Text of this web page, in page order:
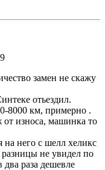
замен не скажу
отьездил.
8000 км, примерно .
износа, машинка то
на него с шелл хеликс
не увидел по
раза дешевле